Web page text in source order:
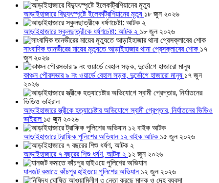
আড়াইহাজারে বিদ্যুৎস্পৃষ্টে ইলেকট্রিশিয়ানের মৃত্যু ১৮ জুন ২০২৬
আড়াইহাজারে স্কুলছাত্রীকে ধর্ষণচেষ্টা: আটক ২ ১৮ জুন ২০২৬
সাংবাদিক তানভীরের মায়ের মৃত্যুতে আড়াইহাজার থানা প্রেসক্লাবের শোক ১৭
জুন ২০২৬
কাঞ্চন পৌরসভার ৯ নং ওয়ার্ডে বেহাল সড়ক, দুর্ভোগে হাজারো মানুষ ১৭ জুন
২০২৬
আড়াইহাজারে স্ত্রীকে হত্যাচেষ্টার অভিযোগে স্বামী গ্রেপ্তার, নির্যাতনের ভিডিও
ভাইরাল ১৫ জুন ২০২৬
আড়াইহাজারে ট্রাফিক পুলিশের অভিযান ১২ বাইক আটক ১৫ জুন ২০২৬
আড়াইহাজারে ৭ বছরের শিশু ধর্ষণ, আটক ২ ১২ জুন ২০২৬
যানজট কমাতে কাঁচপুর হাইওয়ে পুলিশের অভিযান ১২ জুন ২০২৬